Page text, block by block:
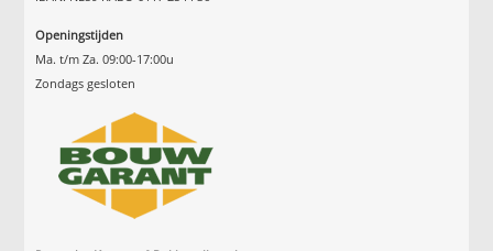
Openingstijden
Ma. t/m Za. 09:00-17:00u
Zondags gesloten